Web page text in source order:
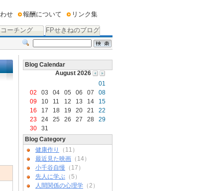
コーチング FPせきねのブログ
せ 報酬について リンク集
Blog Calendar
August 2026
01
02
03 04 05 06 07
08
09
10 11 12 13 14
15
16
17 18 19 20 21
22
23
24 25 26 27 28
29
30
31
Blog Category
健康作り
（11）
最近見た映画 （14）
小千谷自慢 （17）
先人に学ぶ （5）
人間関係の心理学 （2）